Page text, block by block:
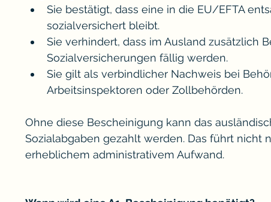
Sie bestätigt, dass eine in die EU/EFTA
sozialversichert bleibt.
Sie verhindert, dass im Ausland zusätzlich
Sozialversicherungen fällig werden.
Sie gilt als verbindlicher Nachweis bei
Arbeitsinspektoren oder Zollbehörden.
Ohne diese Bescheinigung kann das
Sozialabgaben gezahlt werden. Das führt nicht
erheblichem administrativem Aufwand.